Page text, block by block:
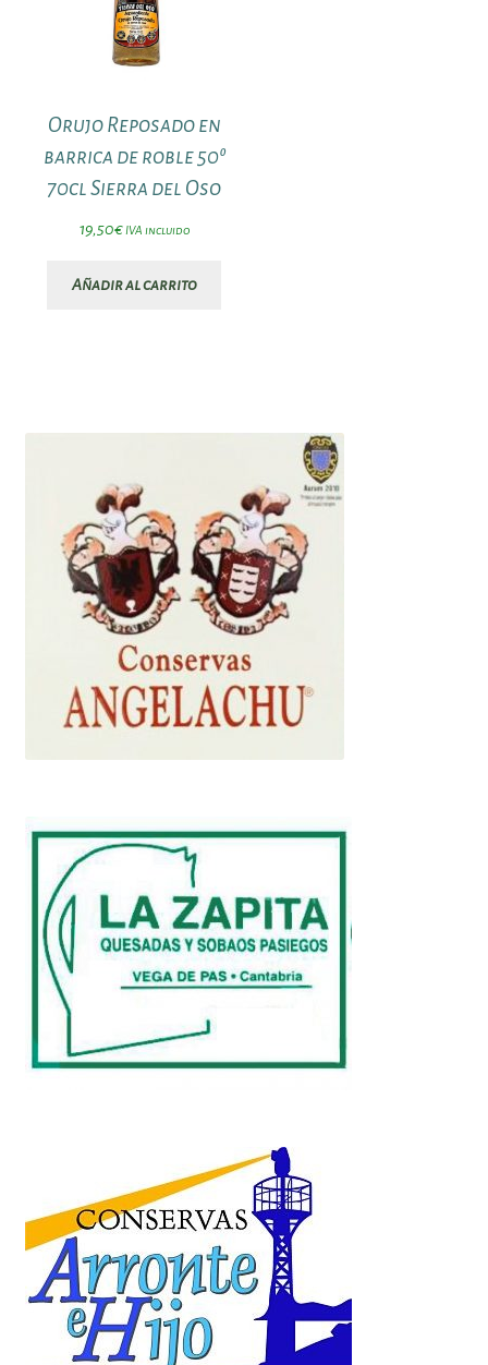
Orujo Reposado en
barrica de roble 50º
70cl Sierra del Oso
19,50€ IVA incluido
Añadir al carrito